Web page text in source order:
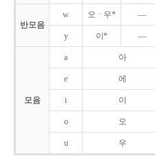
반모음
w 오ㆍ우* ―
y 이* ―
모음
a 아
e 에
i 이
o 오
u 우